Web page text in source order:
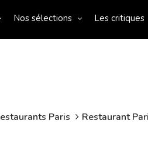
Nos sélections Les critiques
Paris
Restaurant